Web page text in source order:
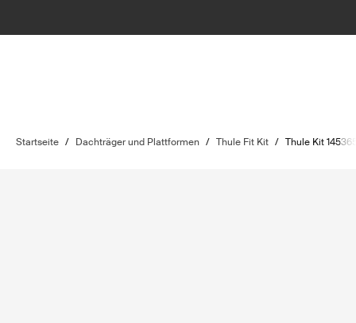
Startseite / Dachträger und Plattformen / Thule Fit Kit / Thule Kit